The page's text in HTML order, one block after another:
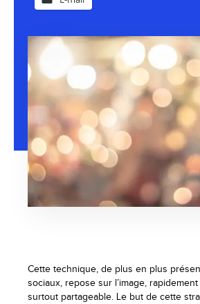
Cette technique, de plus en plus
sociaux, repose sur l’image,
surtout partageable. Le but de cette